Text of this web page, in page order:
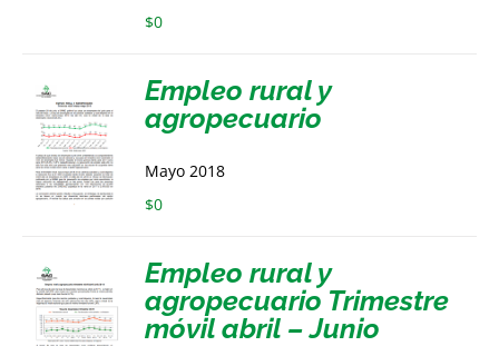
$0
Empleo rural y
agropecuario
Mayo 2018
$0
Empleo rural y
agropecuario Trimestre
móvil abril – Junio